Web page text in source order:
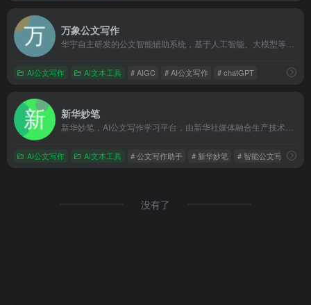
万象公文写作
AI公文写作 AI文本工具 # AIGC # AI公文写作 # chatGPT
新华妙笔
AI公文写作 AI文本工具 # 公文写作助手 # 新华妙笔 # 智能公文写作
没有了